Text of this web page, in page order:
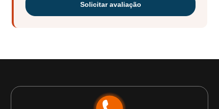
Solicitar avaliação